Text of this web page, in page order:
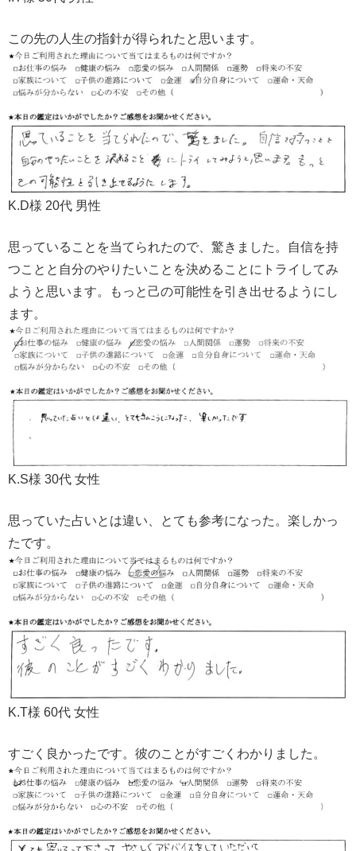
この先の人生の指針が得られたと思います。
K.D様 20代 男性
思っていることを当てられたので、驚きました。自信を持
つことと自分のやりたいことを決めることにトライしてみ
ようと思います。もっと己の可能性を引き出せるようにし
ます。
K.S様 30代 女性
思っていた占いとは違い、とても参考になった。楽しかっ
たです。
K.T様 60代 女性
すごく良かったです。彼のことがすごくわかりました。